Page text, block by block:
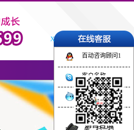
X
百动咨询顾问1
客户名称
旺旺客服名称